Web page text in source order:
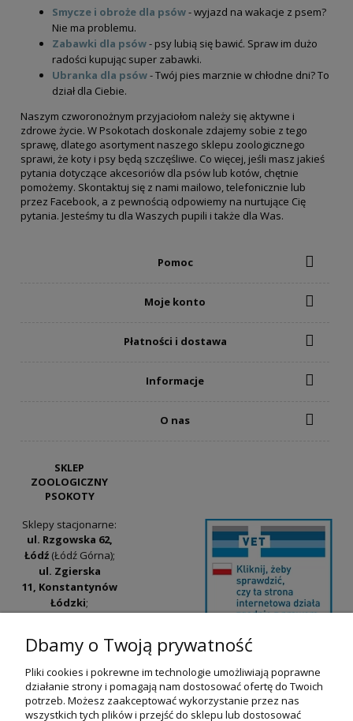
Najniższa cena:30,00 zł
do koszyka
100g - przysmak dla kota
9,00 zł
Pan Mięsko Burgery z wołowiną 100g -
przysmak dla psa
Smycze i obroże dla psów- wyjazd na wakacje z psem?
Nie ma problemu.
Zabawki dla psów- psy lubią się bawić. Spraw im dużo
radości kupując super zabawki.
Ubranka dla psów- Twój pies marznie w chłodne dni? To
dział dla Ciebie.
Naszym czworonożnym przyjaciołom należy się aktywne i
zdrowe życie. W Psokotach doskonale zdajemy sobie z tego
sprawę, dlatego asortyment naszego sklepu zoologicznego
sprawi, że koty i psy będą szczęśliwe. Co więcej, jeśli masz jakieś
pytania dotyczące akcesoriów dla psów lub kotów, chętnie
pomożemy. Skontaktuj się z nami mailowo, telefonicznie lub
przez Facebook, a z pewnością odpowiemy na nurtujące Cię
pytania. Jesteśmy tu dla Waszych pupili i także dla Was.
Pomoc
Moje konto
Płatności i dostawa
Informacje
O nas
SKLEP
ZOOLOGICZNY
PSOKOTY
Sklepy stacjonarne:
ul. Rzgowska 62,
Łódź(Łódź Górna);
ul. Zgierska
11, Konstantynów
Łódzki;
Widzew).
Godziny otwarcia:
pn-pt 9:00-17:00
Dbamy o Twoją prywatność
Pliki cookies i pokrewne im technologie umożliwiają poprawne
działanie strony i pomagają nam dostosować ofertę do Twoich
potrzeb. Możesz zaakceptować wykorzystanie przez nas
wszystkich tych plików i przejść do sklepu lub dostosować